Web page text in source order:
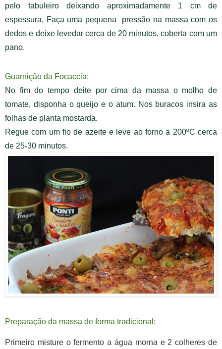
pelo tabuleiro deixando aproximadamente 1 cm de
espessura, Faça uma pequena pressão na massa com os
dedos e deixe levedar cerca de 20 minutos, coberta com um
pano.
Guarnição da Focaccia:
No fim do tempo deite por cima da massa o molho de
tomate, disponha o queijo e o atum. Nos buracos insira as
folhas de planta mostarda.
Regue com um fio de azeite e leve ao forno a 200ºC cerca
de 25-30 minutos.
Preparação da massa de forma tradicional:
Primeiro misture o fermento a água morna e 2 colheres de